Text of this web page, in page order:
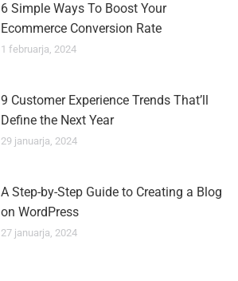
6 Simple Ways To Boost Your
Ecommerce Conversion Rate
1 februarja, 2024
9 Customer Experience Trends That’ll
Define the Next Year
29 januarja, 2024
A Step-by-Step Guide to Creating a Blog
on WordPress
27 januarja, 2024